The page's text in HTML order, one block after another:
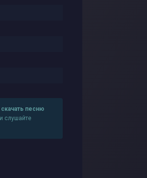
скачать песню
слушайте